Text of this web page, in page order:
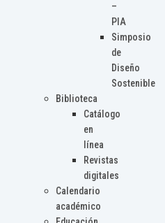
–
PIA
Simposio
de
Diseño
Sostenible
Biblioteca
Catálogo
en
línea
Revistas
digitales
Calendario
académico